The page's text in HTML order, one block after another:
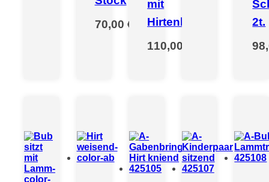
70,00 €
mit
Hirtenbub
110,00 €
2t.